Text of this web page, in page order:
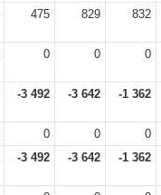
475 829 832
0 0 0
-3 492 -3 642 -1 362
0 0 0
-3 492 -3 642 -1 362